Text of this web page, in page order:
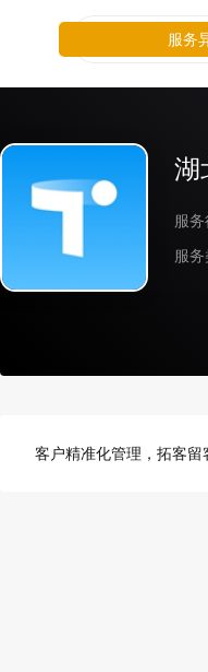
湖
服
服
客户精准化管理，拓客留
服务